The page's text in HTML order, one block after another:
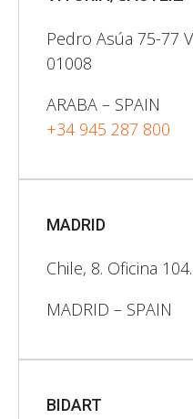
Pedro Asúa 75-77
01008
ARABA – SPAIN
+34 945 287 800
MADRID
Chile, 8. Oficina
MADRID – SPAIN
BIDART